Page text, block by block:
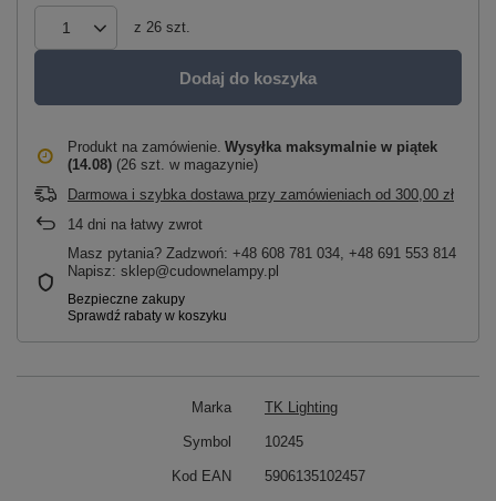
z 26 szt.
Dodaj do koszyka
Produkt na zamówienie Wysyłka maksymalnie w piątek
(14.08) (26 szt. w magazynie)
Darmowa i szybka dostawa przy zamówieniach od 300,00 zł
14 dni na łatwy zwrot
Masz pytania? Zadzwoń: +48 608 781 034, +48 691 553 814
Napisz: sklep@cudownelampy.pl
Marka TK Lighting
Symbol 10245
Kod EAN 5906135102457